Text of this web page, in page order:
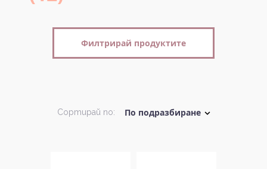
Филтрирай продуктите
Сортирай по: